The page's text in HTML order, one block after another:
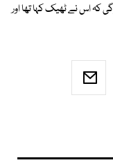
کہ اس نے ٹھیک کہا تھا اور